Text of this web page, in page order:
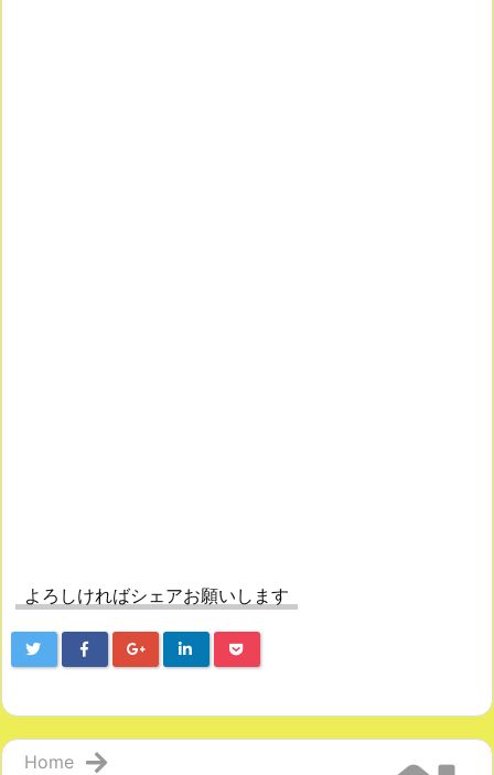
よろしければシェアお願いします
Home